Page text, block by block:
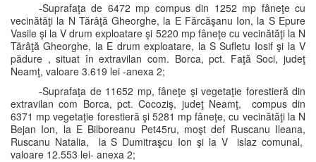
-Suprafaţa de 6472 mp compus din 1252 mp fâneţe cu
vecinătăţi la N Tărâţă Gheorghe, la E Fărcăşanu Ion, la S Epure
Vasile şi la V drum exploatare şi 5220 mp fâneţe cu vecinătăţi la N
Tărâţă Gheorghe, la E drum exploatare, la S Sufletu Iosif şi la V
pădure , situat în extravilan com. Borca, pct. Faţă Soci, judeţ
Neamţ, valoare 3.619 lei -anexa 2;
-Suprafaţa de 11652 mp, fâneţe şi vegetaţie forestieră din
extravilan com Borca, pct. Cocoziş, judeţ Neamţ, compus din
6371 mp vegetaţie forestieră şi 5281 mp fâneţe, cu vecinătăţi la N
Bejan Ion, la E Bilboreanu Pet45ru, moşt def Ruscanu Ileana,
Ruscanu Natalia, la S Dumitraşcu Ion şi la V islaz comunal,
valoare 12.553 lei- anexa 2;